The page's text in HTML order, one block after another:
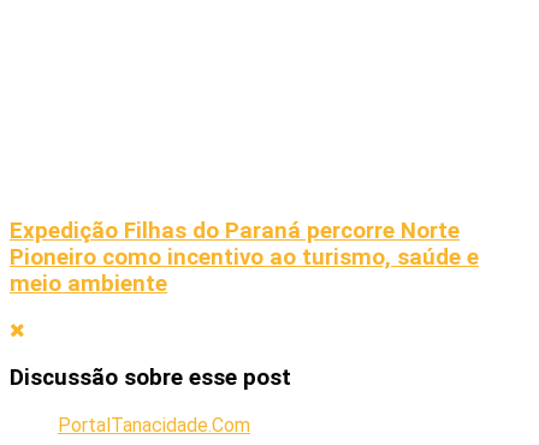
Expedição Filhas do Paraná percorre Norte
Pioneiro como incentivo ao turismo, saúde e
meio ambiente
Discussão sobre esse post
PortalTanacidade.Com